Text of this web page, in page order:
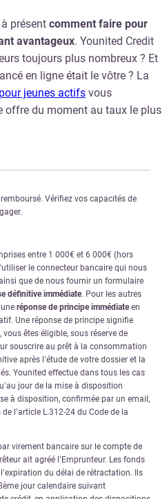
présent comment faire pour
avantageux. Younited Credit
toujours plus nombreux ? Et
en ligne était le vôtre ? La
jeunes actifs vous
offre du moment au taux le plus
Vérifiez vos capacités de
entre 1 000€ et 6 000€ (hors
le connecteur bancaire qui nous
que de nous fournir un formulaire
définitive immédiate. Pour les autres
réponse de principe immédiateen
Une réponse de principe signifie
êtes éligible, sous réserve de
souscrire au prêt à la consommation
après l’étude de votre dossier et la
Younited effectue dans tous les cas
jour de la mise à disposition
à disposition, confirmée par un email,
l’article L.312-24 du Code de la
virement bancaire sur le compte de
ait agréé l’Emprunteur. Les fonds
du délai de rétractation. Ils
jour calendaire suivant